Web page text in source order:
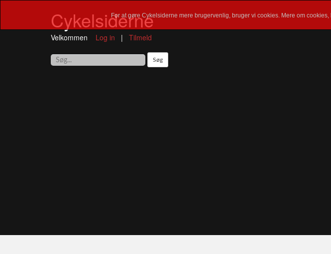
For at gøre Cykelsiderne mere brugervenlig, bruger vi cookies. Mere om
Cykelsiderne
Velkommen Log in | Tilmeld